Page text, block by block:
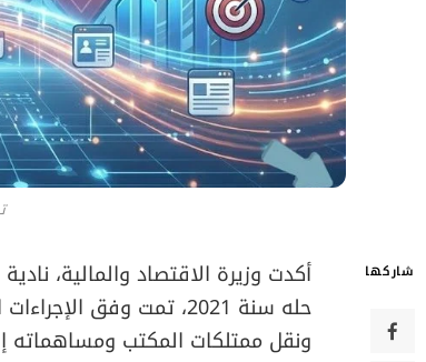
شاركها
أكدت وزيرة الاقتصاد والمالية،
حله سنة 2021، تمت وفق
ونقل ممتلكات المكتب ومساهماته